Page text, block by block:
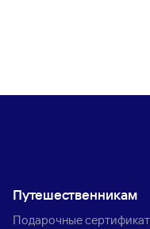
Путешественникам
Подарочные